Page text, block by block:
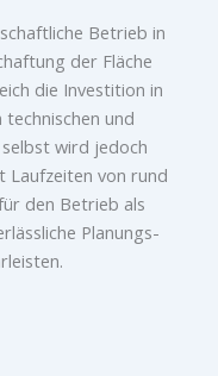
Betrieb in
der Fläche
die Investition in
und
wird jedoch
von rund
den Betrieb als
Planungs-